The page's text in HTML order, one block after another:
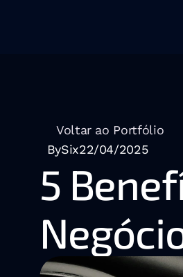
Voltar ao Portfólio
BySix22/04/2025
5